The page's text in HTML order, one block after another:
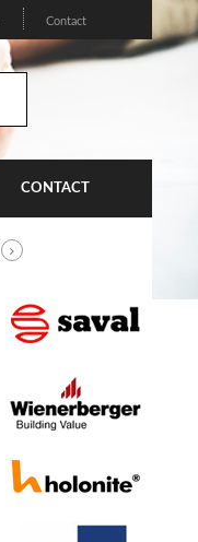
Contact
CONTACT